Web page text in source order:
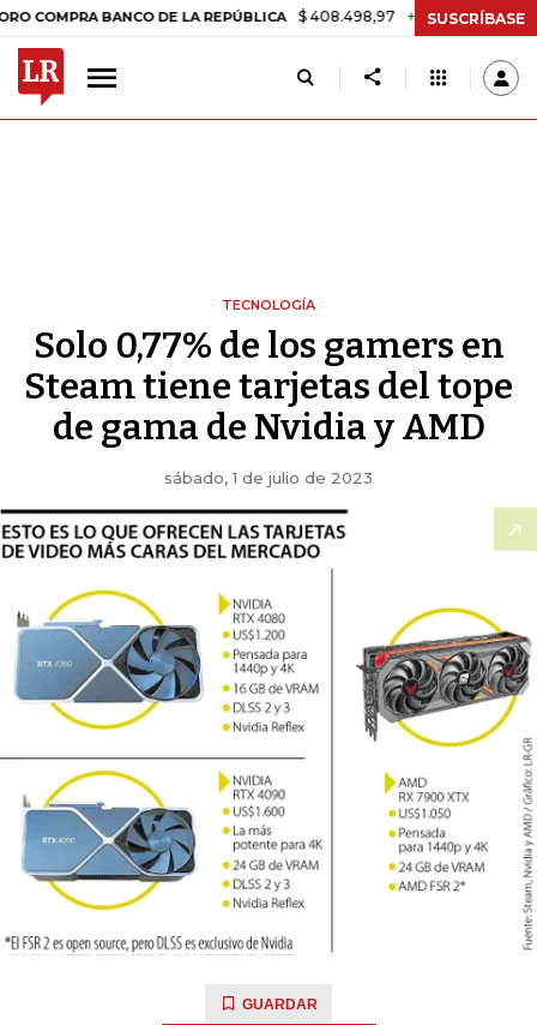
BANCO DE LA REPÚBLICA $ 408.498,97 +$ 8.753,81 +2,19%
SUSCRÍBASE
TECNOLOGÍA
Solo 0,77% de los gamers en
Steam tiene tarjetas del tope
de gama de Nvidia y AMD
sábado, 1 de julio de 2023
GUARDAR